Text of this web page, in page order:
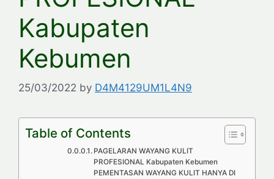
Kabupaten
Kebumen
25/03/2022 by D4M4129UM1L4N9
Table of Contents
PAGELARAN WAYANG KULIT
PROFESIONAL Kabupaten Kebumen
PEMENTASAN WAYANG KULIT HANYA DI